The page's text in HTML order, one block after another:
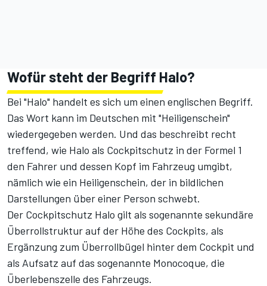
Wofür steht der Begriff Halo?
Bei "Halo" handelt es sich um einen englischen Begriff.
Das Wort kann im Deutschen mit "Heiligenschein"
wiedergegeben werden. Und das beschreibt recht
treffend, wie Halo als Cockpitschutz in der Formel 1
den Fahrer und dessen Kopf im Fahrzeug umgibt,
nämlich wie ein Heiligenschein, der in bildlichen
Darstellungen über einer Person schwebt.
Der Cockpitschutz Halo gilt als sogenannte sekundäre
Überrollstruktur auf der Höhe des Cockpits, als
Ergänzung zum Überrollbügel hinter dem Cockpit und
als Aufsatz auf das sogenannte Monocoque, die
Überlebenszelle des Fahrzeugs.